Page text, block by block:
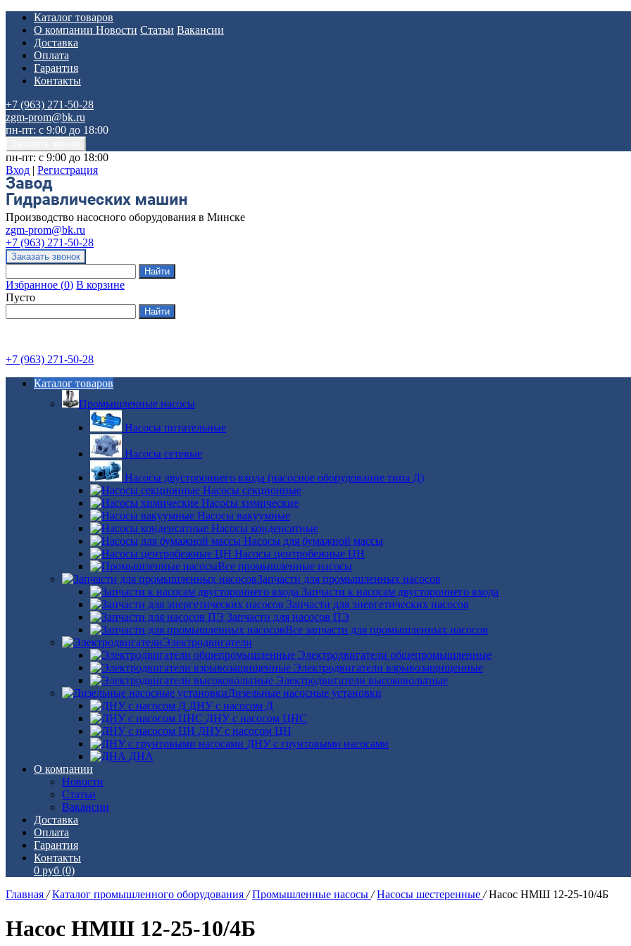
Каталог товаров
О компании Новости Статьи Вакансии
Доставка
Оплата
Гарантия
Контакты
+7 (963) 271-50-28
zgm-prom@bk.ru
пн-пт: с 9:00 до 18:00
пн-пт: с 9:00 до 18:00
Вход | Регистрация
Производство насосного оборудования в Минске
zgm-prom@bk.ru
+7 (963) 271-50-28
Избранное (0) В корзине
Пусто
+7 (963) 271-50-28
Каталог товаров
Промышленные насосы
Насосы питательные
Насосы сетевые
Насосы двустороннего входа (насосное оборудование типа Д)
Насосы секционные
Насосы химические
Насосы вакуумные
Насосы конденсатные
Насосы для бумажной массы
Насосы центробежные ЦН
Все промышленные насосы
Запчасти для промышленных насосов
Запчасти к насосам двустороннего входа
Запчасти для энергетических насосов
Запчасти для насосов ПЭ
Все запчасти для промышленных насосов
Электродвигатели
Электродвигатели общепромышленные
Электродвигатели взрывозащищенные
Электродвигатели высоковольтные
Дизельные насосные установки
ДНУ с насосом Д
ДНУ с насосом ЦНС
ДНУ с насосом ЦН
ДНУ с грунтовыми насосами
ДНА
О компании
Новости
Статьи
Вакансии
Доставка
Оплата
Гарантия
Контакты
0 руб (0)
Главная / Каталог промышленного оборудования / Промышленные насосы / Насосы шестеренные / Насос НМШ 12-25-10/4Б
Насос НМШ 12-25-10/4Б